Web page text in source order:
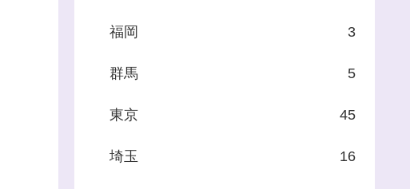
福岡 3
群馬 5
東京 45
埼玉 16